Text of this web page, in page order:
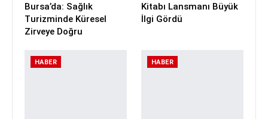
Bursa’da: Sağlık
Turizminde Küresel
Zirveye Doğru
Kitabı Lansmanı Büyük
İlgi Gördü
HABER HABER